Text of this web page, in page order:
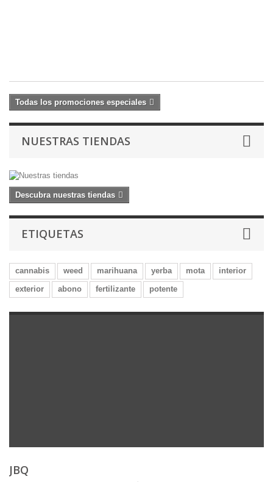
Todas los promociones especiales
NUESTRAS TIENDAS
Descubra nuestras tiendas
ETIQUETAS
cannabis weed marihuana yerba mota
interior
exterior
abono fertilizante potente
JBQ